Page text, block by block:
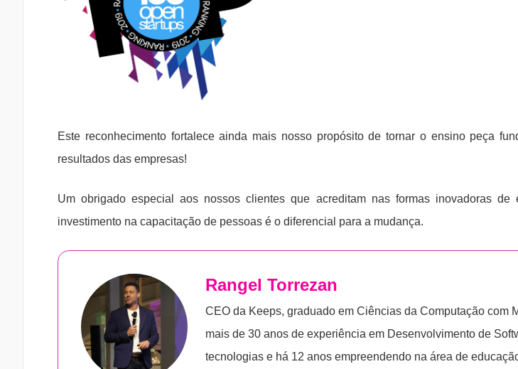
Este reconhecimento fortalece ainda mais nosso propósito de tornar o ensino peça
resultados das empresas!
Um obrigado especial aos nossos clientes que acreditam nas formas inovadoras de
investimento na capacitação de pessoas é o diferencial para a mudança.
Rangel Torrezan
CEO da Keeps, graduado em Ciências da Computação com
mais de 30 anos de experiência em Desenvolvimento de
tecnologias e há 12 anos empreendendo na área de